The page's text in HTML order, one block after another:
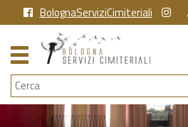
BolognaServiziCimiteriali
Cerca